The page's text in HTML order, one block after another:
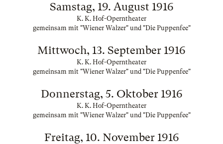
Samstag, 19. August 1916
K. K. Hof-Operntheater
gemeinsam mit "Wiener Walzer" und "Die Puppenfee"
Mittwoch, 13. September 1916
K. K. Hof-Operntheater
gemeinsam mit "Wiener Walzer" und "Die Puppenfee"
Donnerstag, 5. Oktober 1916
K. K. Hof-Operntheater
gemeinsam mit "Wiener Walzer" und "Die Puppenfee"
Freitag, 10. November 1916